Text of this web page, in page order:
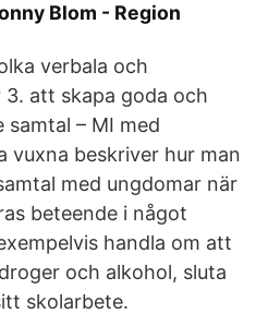
Blom - Region
verbala och
3. att skapa goda och
samtal – MI med
vuxna beskriver hur man
med ungdomar när
beteende i något
handla om att
och alkohol, sluta
skolarbete.